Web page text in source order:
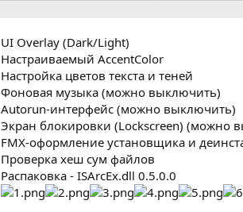
з
д
н
и
я
UI Overlay (Dark/Light)
Настраиваемый AccentColor
Настройка цветов текста и теней
Фоновая музыка (можно выключить)
Autorun-интерфейс (можно выключить)
Экран блокировки (Lockscreen) (можно
FMX-оформление установщика и
Проверка хеш сум файлов
Распаковка - ISArcEx.dll 0.5.0.0